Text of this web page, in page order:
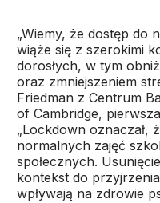
„Wiemy, że dostęp do
wiąże się z szerokimi
dorosłych, w tym
oraz zmniejszeniem
Friedman z Centrum
of Cambridge,
„Lockdown oznaczał,
normalnych zajęć
społecznych.
kontekst do
wpływają na zdrowie